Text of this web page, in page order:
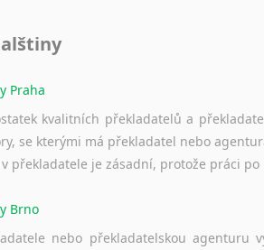
Praha
kvalitních překladatelů a
se kterými má překladatel nebo
v překladatele je zásadní, protože práci
Brno
nebo překladatelskou agenturu